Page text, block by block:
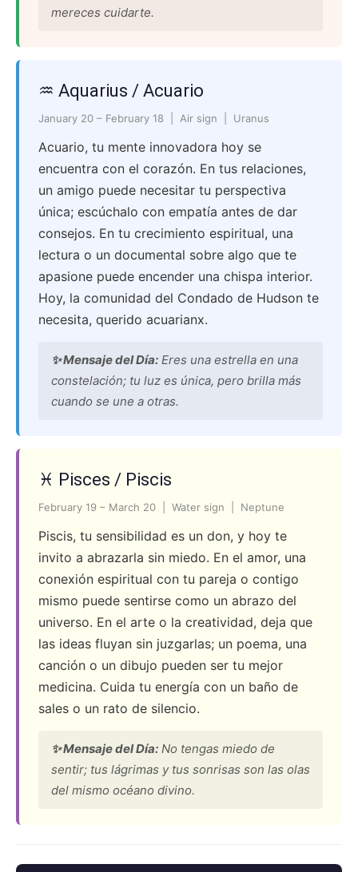
mereces cuidarte.
♒ Aquarius / Acuario
January 20 – February 18 | Air sign | Uranus
Acuario, tu mente innovadora hoy se
encuentra con el corazón. En tus relaciones,
un amigo puede necesitar tu perspectiva
única; escúchalo con empatía antes de dar
consejos. En tu crecimiento espiritual, una
lectura o un documental sobre algo que te
apasione puede encender una chispa interior.
Hoy, la comunidad del Condado de Hudson te
necesita, querido acuarianx.
✨ Mensaje del Día: Eres una estrella en una
constelación; tu luz es única, pero brilla más
cuando se une a otras.
♓ Pisces / Piscis
February 19 – March 20 | Water sign | Neptune
Piscis, tu sensibilidad es un don, y hoy te
invito a abrazarla sin miedo. En el amor, una
conexión espiritual con tu pareja o contigo
mismo puede sentirse como un abrazo del
universo. En el arte o la creatividad, deja que
las ideas fluyan sin juzgarlas; un poema, una
canción o un dibujo pueden ser tu mejor
medicina. Cuida tu energía con un baño de
sales o un rato de silencio.
✨ Mensaje del Día: No tengas miedo de
sentir; tus lágrimas y tus sonrisas son las olas
del mismo océano divino.